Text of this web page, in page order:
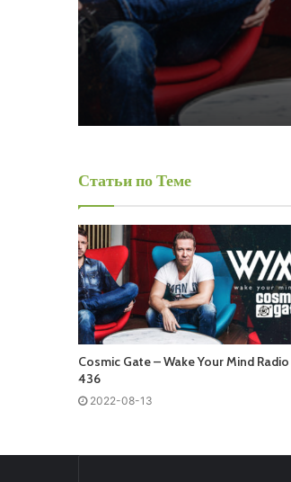
Статьи по Теме
Cosmic Gate – Wake Your Mind Radio
436
2022-08-13